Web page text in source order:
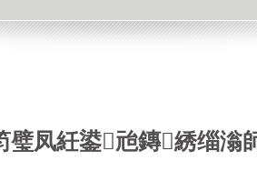
璧凤紝鍙兘鏄綉缁滃